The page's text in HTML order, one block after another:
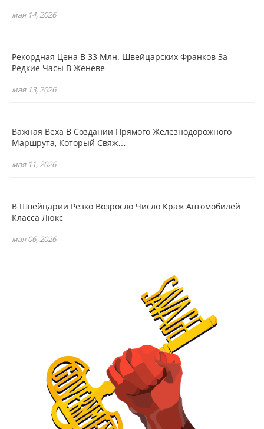
мая 14, 2026
Рекордная Цена В 33 Млн. Швейцарских Франков За
Редкие Часы В Женеве
мая 13, 2026
Важная Веха В Создании Прямого Железнодорожного
Маршрута, Который Свяж…
мая 11, 2026
В Швейцарии Резко Возросло Число Краж Автомобилей
Класса Люкс
мая 06, 2026